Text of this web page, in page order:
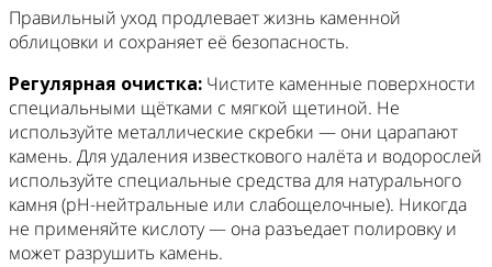
Правильный уход продлевает жизнь каменной
облицовки и сохраняет её безопасность.
Регулярная очистка: Чистите каменные поверхности
специальными щётками с мягкой щетиной. Не
используйте металлические скребки — они царапают
камень. Для удаления известкового налёта и водорослей
используйте специальные средства для натурального
камня (pH-нейтральные или слабощелочные). Никогда
не применяйте кислоту — она разъедает полировку и
может разрушить камень.